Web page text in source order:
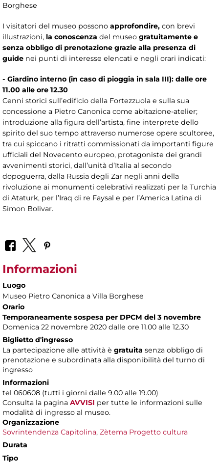
Borghese
I visitatori del museo possono approfondire, con brevi
illustrazioni, la conoscenza del museo gratuitamente e
senza obbligo di prenotazione grazie alla presenza di
guide nei punti di interesse elencati e negli orari indicati:
- Giardino interno (in caso di pioggia in sala III): dalle ore
11.00 alle ore 12.30
Cenni storici sull’edificio della Fortezzuola e sulla sua
concessione a Pietro Canonica come abitazione-atelier;
introduzione alla figura dell’artista, fine interprete dello
spirito del suo tempo attraverso numerose opere scultoree,
tra cui spiccano i ritratti commissionati da importanti figure
ufficiali del Novecento europeo, protagoniste dei grandi
avvenimenti storici, dall’unità d’Italia al secondo
dopoguerra, dalla Russia degli Zar negli anni della
rivoluzione ai monumenti celebrativi realizzati per la Turchia
di Ataturk, per l’Iraq di re Faysal e per l’America Latina di
Simon Bolivar.
Informazioni
Luogo
Museo Pietro Canonica a Villa Borghese
Orario
Temporaneamente sospesa per DPCM del 3 novembre
Domenica 22 novembre 2020 dalle ore 11.00 alle 12.30
Biglietto d'ingresso
La partecipazione alle attività è gratuita senza obbligo di
prenotazione e subordinata alla disponibilità del turno di
ingresso
Informazioni
tel 060608 (tutti i giorni dalle 9.00 alle 19.00)
Consulta la pagina AVVISI per tutte le informazioni sulle
modalità di ingresso al museo.
Organizzazione
Sovrintendenza Capitolina, Zètema Progetto cultura
Durata
Tipo